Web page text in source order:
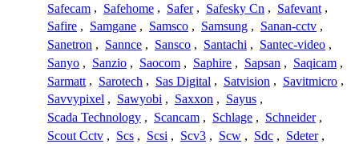
Safecam , Safehome , Safer , Safesky Cn , Safevant ,
Safire , Samgane , Samsco , Samsung , Sanan-cctv ,
Sanetron , Sannce , Sansco , Santachi , Santec-video ,
Sanyo , Sanzio , Saocom , Saphire , Sapsan , Saqicam ,
Sarmatt , Sarotech , Sas Digital , Satvision , Savitmicro ,
Savvypixel , Sawyobi , Saxxon , Sayus ,
Scada Technology , Scancam , Schlage , Schneider ,
Scout Cctv , Scs , Scsi , Scv3 , Scw , Sdc , Sdeter ,